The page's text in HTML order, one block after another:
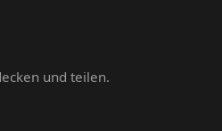
und teilen.